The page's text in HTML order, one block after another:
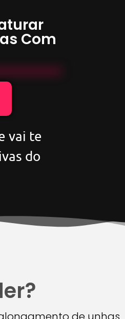
Com
vai te
do